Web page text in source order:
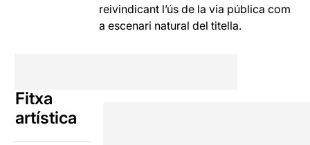
reivindicant l’ús de la via pública com
a escenari natural del titella.
Fitxa
artística